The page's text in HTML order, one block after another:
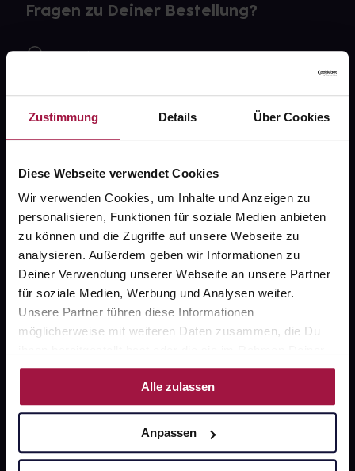
Zustimmung Details Über Cookies
Diese Webseite verwendet Cookies
Wir verwenden Cookies, um Inhalte und Anzeigen zu
personalisieren, Funktionen für soziale Medien anbieten
zu können und die Zugriffe auf unsere Webseite zu
analysieren. Außerdem geben wir Informationen zu
Deiner Verwendung unserer Webseite an unsere Partner
für soziale Medien, Werbung und Analysen weiter.
Unsere Partner führen diese Informationen
möglicherweise mit weiteren Daten zusammen, die Du
Nutzung der Dienste gesammelt haben.
Alle zulassen
Anpassen
Fragen zu Deiner Bestellung?
Kontakt
gesund.de
Über uns
Karriere
Newsletter
Barrierefreiheitserklärung
PAYBACK
Sanitätshäuser